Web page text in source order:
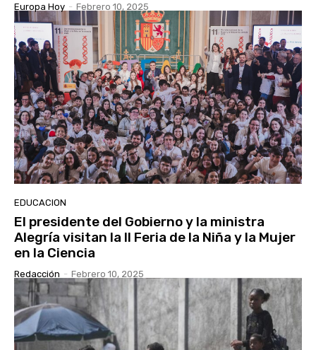
Europa Hoy - Febrero 10, 2025
EDUCACION
El presidente del Gobierno y la ministra
Alegría visitan la II Feria de la Niña y la Mujer
en la Ciencia
Redacción - Febrero 10, 2025